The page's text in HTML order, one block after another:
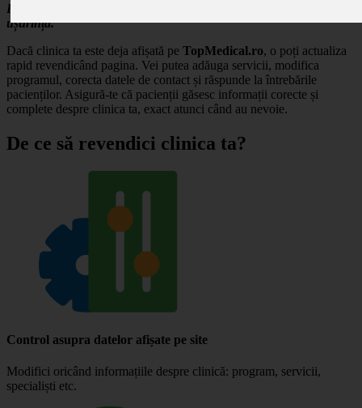
Revendică profilul clinicii tale și gestionează-ți prezența online cu
ușurință.
Dacă clinica ta este deja afișată pe TopMedical.ro, o poți actualiza
rapid revendicând pagina. Vei putea adăuga servicii, modifica
programul, corecta datele de contact și răspunde la întrebările
pacienților. Asigură-te că pacienții găsesc informații corecte și
complete despre clinica ta, exact atunci când au nevoie.
De ce să revendici clinica ta?
Control asupra datelor afișate pe site
Modifici oricând informațiile despre clinică: program, servicii,
specialiști etc.